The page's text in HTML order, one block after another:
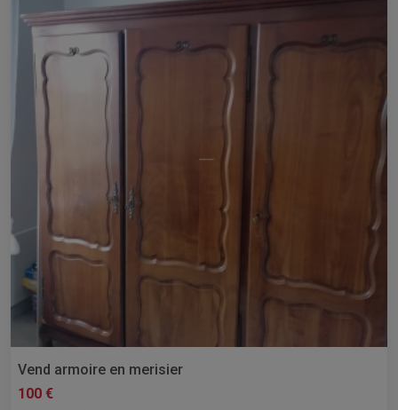
Vend armoire en merisier
100 €